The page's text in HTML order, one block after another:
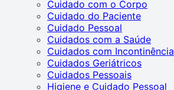
Cuidado com o Corpo
Cuidado do Paciente
Cuidado Pessoal
Cuidados com a Saúde
Cuidados com Incontinência
Cuidados Geriátricos
Cuidados Pessoais
Higiene e Cuidado Pessoal